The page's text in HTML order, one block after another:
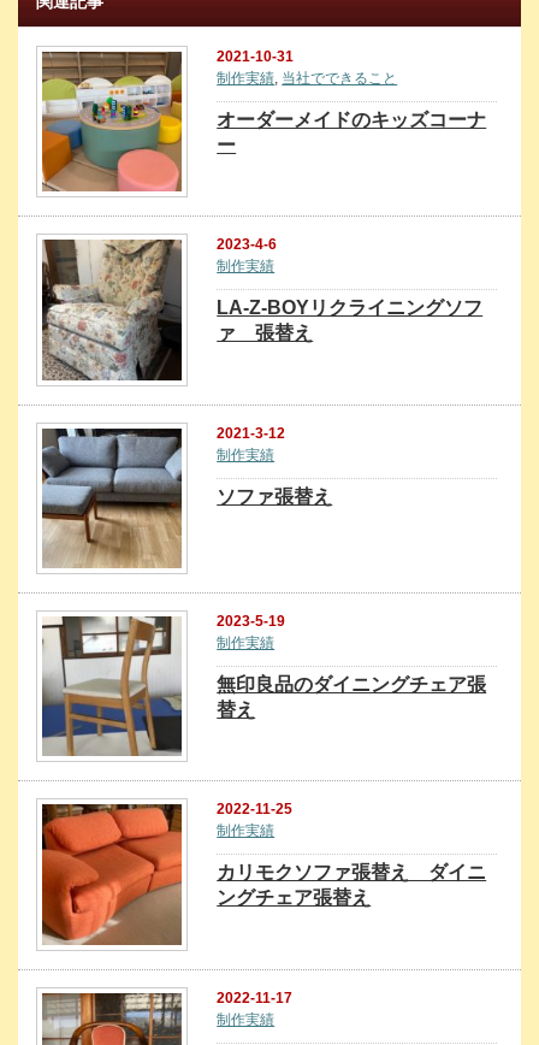
2021-10-31
制作実績 当社でできること
オーダーメイドのキッズコーナ
ー
2023-4-6
制作実績
LA-Z-BOYリクライニングソフ
ァ 張替え
2021-3-12
制作実績
ソファ張替え
2023-5-19
制作実績
無印良品のダイニングチェア張
替え
2022-11-25
制作実績
カリモクソファ張替え ダイニ
ングチェア張替え
2022-11-17
制作実績